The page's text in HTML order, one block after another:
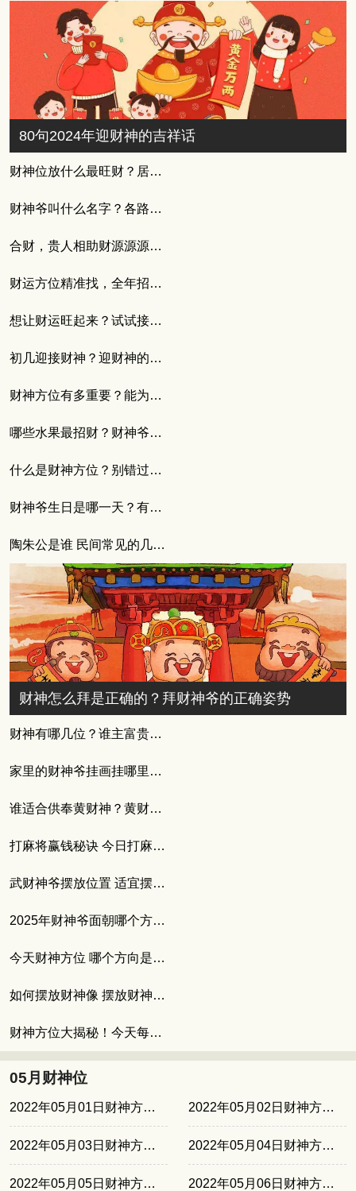
80句2024年迎财神的吉祥话
财神位放什么最旺财？居家财位摆放技巧分享
财神爷叫什么名字？各路财神名字与来历大全
合财，贵人相助财源源源不断
财运方位精准找，全年招财不费力
想让财运旺起来？试试接财神的四言八句
初几迎接财神？迎财神的正确步骤与必知注意事项
财神方位有多重要？能为自身增添招财运
哪些水果最招财？财神爷最爱的3个水果
什么是财神方位？别错过今日的最佳时机
财神爷生日是哪一天？有什么习俗讲究吗
陶朱公是谁 民间常见的几位财神
财神怎么拜是正确的？拜财神爷的正确姿势
财神有哪几位？谁主富贵风云
家里的财神爷挂画挂哪里合适
谁适合供奉黄财神？黄财神的供奉方式
打麻将赢钱秘诀 今日打麻将坐哪个方位最旺
武财神爷摆放位置 适宜摆放武财神的人群
2025年财神爷面朝哪个方向 如何催旺财位
今天财神方位 哪个方向是财神方位
如何摆放财神像 摆放财神爷的最佳位置
财神方位大揭秘！今天每个时辰的财神方位
05月财神位
2022年05月01日财神方位东北 2022年05月02日财神方位东北
2022年05月03日财神方位西南 2022年05月04日财神方位西南
2022年05月05日财神方位正北 2022年05月06日财神方位正北